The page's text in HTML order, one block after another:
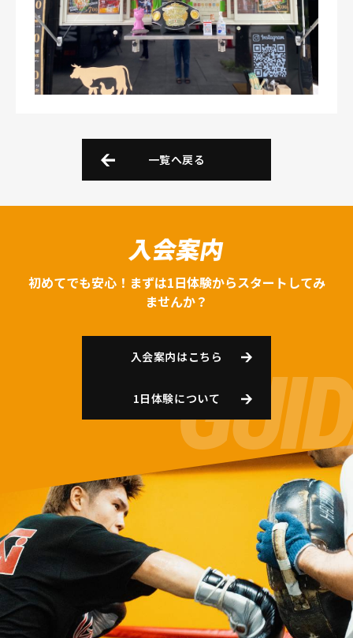
一覧へ戻る
入会案内
初めてでも安心！まずは1日体験からスタートしてみ
ませんか？
入会案内はこちら
1日体験について